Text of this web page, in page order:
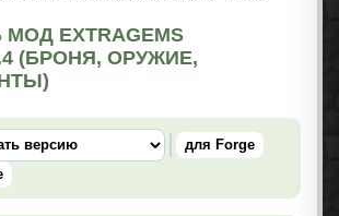
EXTRAGEMS
(БРОНЯ, ОРУЖИЕ,
для Forge